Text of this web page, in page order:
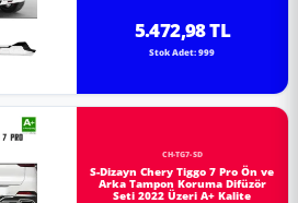
5.472,98 TL
Stok Adet: 999
CH-TG7-SD
S-Dizayn Chery Tiggo 7 Pro Ön ve
Arka Tampon Koruma Difüzör
Seti 2022 Üzeri A+ Kalite